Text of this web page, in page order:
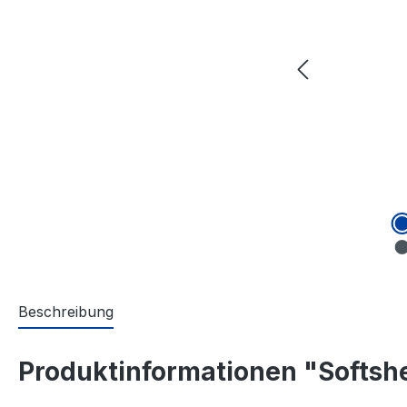
Beschreibung
Produktinformationen